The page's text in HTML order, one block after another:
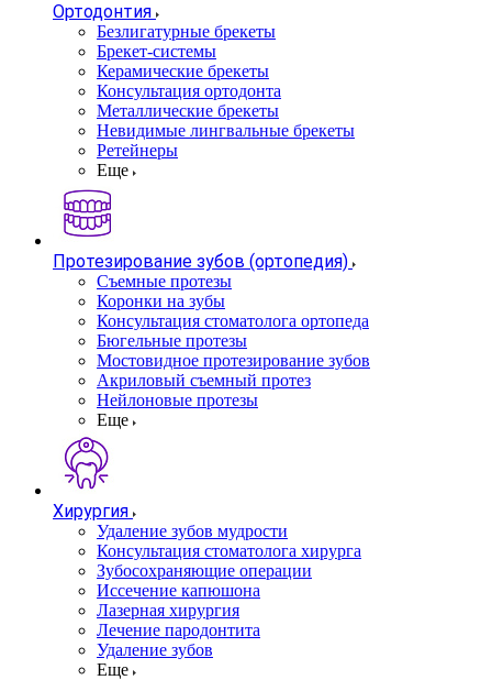
Ортодонтия
Безлигатурные брекеты
Брекет-системы
Керамические брекеты
Консультация ортодонта
Металлические брекеты
Невидимые лингвальные брекеты
Ретейнеры
Еще
Протезирование зубов (ортопедия)
Съемные протезы
Коронки на зубы
Консультация стоматолога ортопеда
Бюгельные протезы
Мостовидное протезирование зубов
Акриловый съемный протез
Нейлоновые протезы
Еще
Хирургия
Удаление зубов мудрости
Консультация стоматолога хирурга
Зубосохраняющие операции
Иссечение капюшона
Лазерная хирургия
Лечение пародонтита
Удаление зубов
Еще